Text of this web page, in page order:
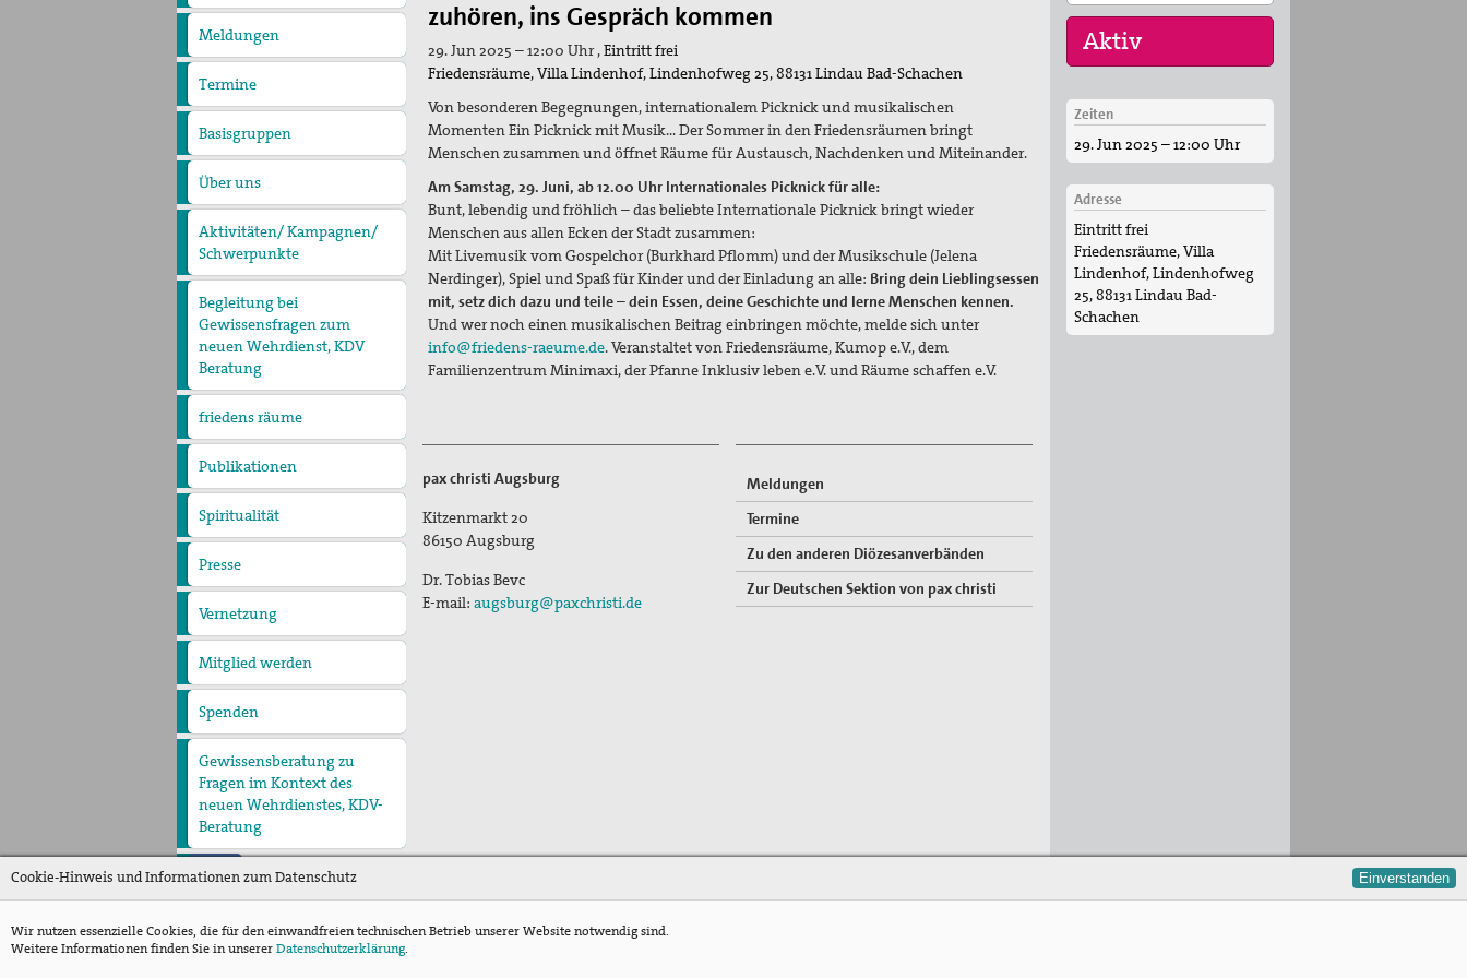
christi
Meldungen
Termine
Basisgruppen
Über uns
Präambel
Kurzvorstellung
Geschäftsstelle
Kontakt
Aktivitäten/ Kampagnen/
Schwerpunkte
Aktion Aufschrei
Den Staat Palästina
anerkennen!
Dialog
Begleitung bei
Gewissensfragen zum
neuen Wehrdienst, KDV
Beratung
friedens räume
Leitungsteam
Ehrenamtliche
Publikationen
Blickpunkt
Erklärungen
Spiritualität
Quartalgottesdienst mit
pax christi
Ulrichsfriedensgottesdienst
Max Josef Metzger-
Texte und Gebete
Presse
Presseberichte
Pressemitteilungen
Vernetzung
Mitglied werden
Spenden
Gewissensberatung zu
Fragen im Kontext des
neuen Wehrdienstes, KDV-
Beratung
zuhören, ins Gespräch kommen
29. Jun 2025 – 12:00 Uhr ,Eintritt frei
Friedensräume, Villa Lindenhof, Lindenhofweg 25, 88131 Lindau Bad-Schachen
Von besonderen Begegnungen, internationalem Picknick und musikalischen
Momenten Ein Picknick mit Musik... Der Sommer in den Friedensräumen bringt
Menschen zusammen und öffnet Räume für Austausch, Nachdenken und Miteinander.
Am Samstag, 29. Juni, ab 12.00 Uhr Internationales Picknick für alle:
Bunt, lebendig und fröhlich – das beliebte Internationale Picknick bringt wieder
Menschen aus allen Ecken der Stadt zusammen:
Mit Livemusik vom Gospelchor (Burkhard Pflomm) und der Musikschule (Jelena
Nerdinger), Spiel und Spaß für Kinder und der Einladung an alle: Bring dein Lieblingsessen
mit, setz dich dazu und teile – dein Essen, deine Geschichte und lerne Menschen kennen.
Und wer noch einen musikalischen Beitrag einbringen möchte, melde sich unter
info@friedens-raeume.de. Veranstaltet von Friedensräume, Kumop e.V., dem
Familienzentrum Minimaxi, der Pfanne Inklusiv leben e.V. und Räume schaffen e.V.
pax christi Augsburg
Kitzenmarkt 20
86150 Augsburg
Dr. Tobias Bevc
E-mail: augsburg@paxchristi.de
Meldungen
Termine
Zu den anderen Diözesanverbänden
Zur Deutschen Sektion von pax christi
16. Sep 2026
„Menschen der
Gewaltfreiheit –
erinnert in Ze…
17. Sep 2026
Roter Faden Frieden-
Generationsübergreifende
…
Zeiten
29. Jun 2025 – 12:00 Uhr
Adresse
Eintritt frei
Friedensräume, Villa
Lindenhof, Lindenhofweg
25, 88131 Lindau Bad-
Schachen
Cookie-Hinweis und Informationen zum Datenschutz Einverstanden
Wir nutzen essenzielle Cookies, die für den einwandfreien technischen Betrieb unserer Website notwendig sind.
Weitere Informationen finden Sie in unsererDatenschutzerklärung.